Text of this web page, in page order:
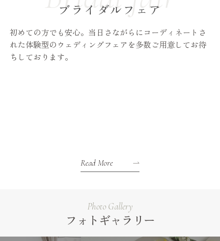
ブライダルフェア
初めての方でも安心。当日さながらにコーディネートさ
れた体験型のウェディングフェアを多数ご用意してお待
ちしております。
Read More
Photo Gallery
フォトギャラリー